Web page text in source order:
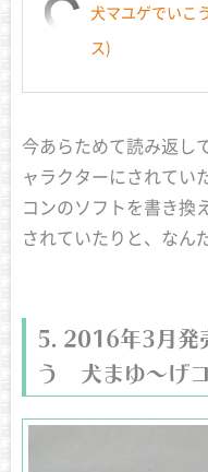
犬マユゲでいこ
ス)
今あらためて読み返し
ャラクターにされてい
コンのソフトを書き換
されていたりと、なん
2016年3月発
う 犬まゆ〜げコ